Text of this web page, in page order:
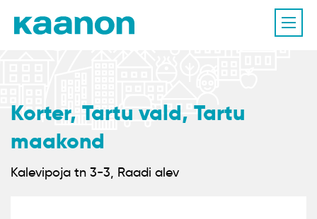
Korter, Tartu vald, Tartu
maakond
Kalevipoja tn 3-3, Raadi alev